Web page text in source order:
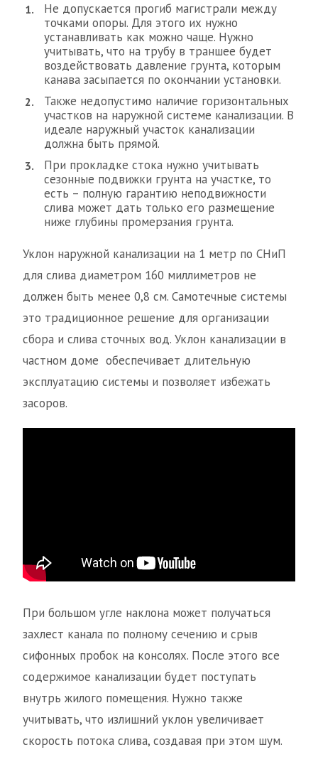
Не допускается прогиб магистрали между
точками опоры. Для этого их нужно
устанавливать как можно чаще. Нужно
учитывать, что на трубу в траншее будет
воздействовать давление грунта, которым
канава засыпается по окончании установки.
Также недопустимо наличие горизонтальных
участков на наружной системе канализации. В
идеале наружный участок канализации
должна быть прямой.
При прокладке стока нужно учитывать
сезонные подвижки грунта на участке, то
есть – полную гарантию неподвижности
слива может дать только его размещение
ниже глубины промерзания грунта.
Уклон наружной канализации на 1 метр по СНиП
для слива диаметром 160 миллиметров не
должен быть менее 0,8 см. Самотечные системы
это традиционное решение для организации
сбора и слива сточных вод. Уклон канализации в
частном доме обеспечивает длительную
эксплуатацию системы и позволяет избежать
засоров.
При большом угле наклона может получаться
захлест канала по полному сечению и срыв
сифонных пробок на консолях. После этого все
содержимое канализации будет поступать
внутрь жилого помещения. Нужно также
учитывать, что излишний уклон увеличивает
скорость потока слива, создавая при этом шум.